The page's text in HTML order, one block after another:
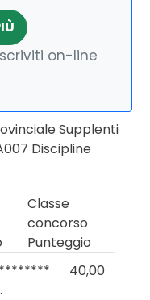
on-line
Supplenti
Discipline
Classe
concorso
Punteggio
40,00